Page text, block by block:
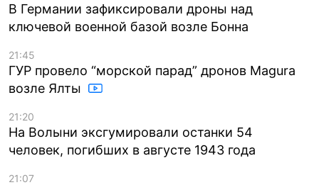
В Германии зафиксировали дроны над
ключевой военной базой возле Бонна
21:45
ГУР провело “морской парад” дронов Magura
возле Ялты
21:20
На Волыни эксгумировали останки 54
человек, погибших в августе 1943 года
21:07